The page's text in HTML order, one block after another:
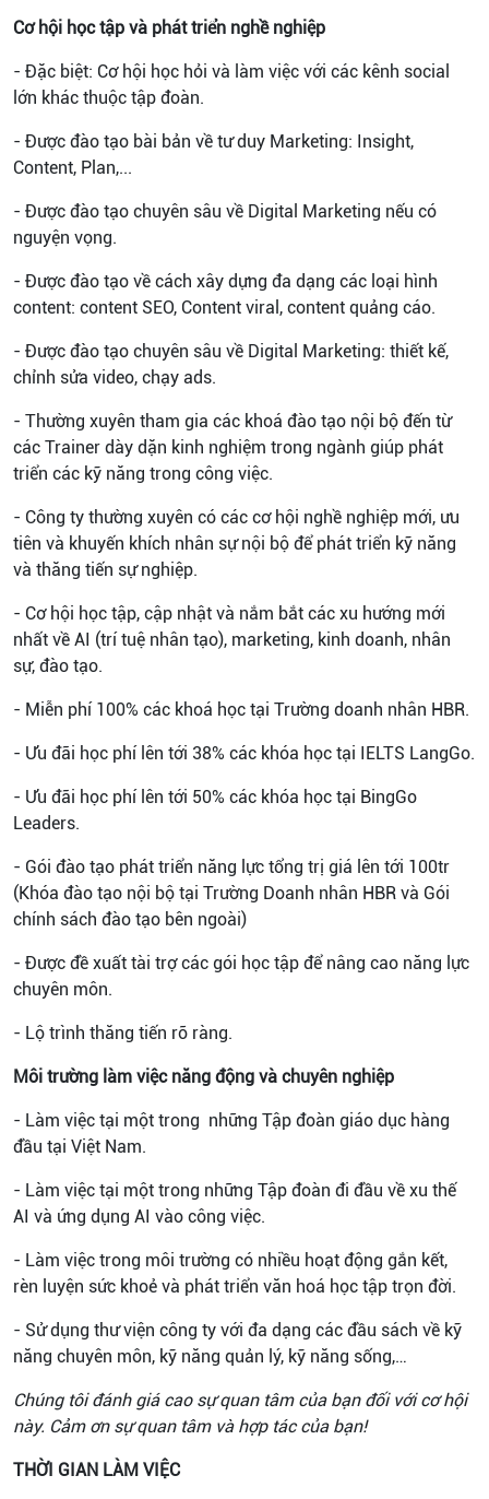
Cơ hội học tập và phát triển nghề nghiệp
- Đặc biệt: Cơ hội học hỏi và làm việc với các kênh social
lớn khác thuộc tập đoàn.
- Được đào tạo bài bản về tư duy Marketing: Insight,
Content, Plan,...
- Được đào tạo chuyên sâu về Digital Marketing nếu có
nguyện vọng.
- Được đào tạo về cách xây dựng đa dạng các loại hình
content: content SEO, Content viral, content quảng cáo.
- Được đào tạo chuyên sâu về Digital Marketing: thiết kế,
chỉnh sửa video, chạy ads.
- Thường xuyên tham gia các khoá đào tạo nội bộ đến từ
các Trainer dày dặn kinh nghiệm trong ngành giúp phát
triển các kỹ năng trong công việc.
- Công ty thường xuyên có các cơ hội nghề nghiệp mới, ưu
tiên và khuyến khích nhân sự nội bộ để phát triển kỹ năng
và thăng tiến sự nghiệp.
- Cơ hội học tập, cập nhật và nắm bắt các xu hướng mới
nhất về AI (trí tuệ nhân tạo), marketing, kinh doanh, nhân
sự, đào tạo.
- Miễn phí 100% các khoá học tại Trường doanh nhân HBR.
- Ưu đãi học phí lên tới 38% các khóa học tại IELTS LangGo.
- Ưu đãi học phí lên tới 50% các khóa học tại BingGo
Leaders.
- Gói đào tạo phát triển năng lực tổng trị giá lên tới 100tr
(Khóa đào tạo nội bộ tại Trường Doanh nhân HBR và Gói
chính sách đào tạo bên ngoài)
- Được đề xuất tài trợ các gói học tập để nâng cao năng lực
chuyên môn.
- Lộ trình thăng tiến rõ ràng.
Môi trường làm việc năng động và chuyên nghiệp
- Làm việc tại một trong những Tập đoàn giáo dục hàng
đầu tại Việt Nam.
- Làm việc tại một trong những Tập đoàn đi đầu về xu thế
AI và ứng dụng AI vào công việc.
- Làm việc trong môi trường có nhiều hoạt động gắn kết,
rèn luyện sức khoẻ và phát triển văn hoá học tập trọn đời.
- Sử dụng thư viện công ty với đa dạng các đầu sách về kỹ
năng chuyên môn, kỹ năng quản lý, kỹ năng sống,…
Chúng tôi đánh giá cao sự quan tâm của bạn đối với cơ hội
này. Cảm ơn sự quan tâm và hợp tác của bạn!
THỜI GIAN LÀM VIỆC